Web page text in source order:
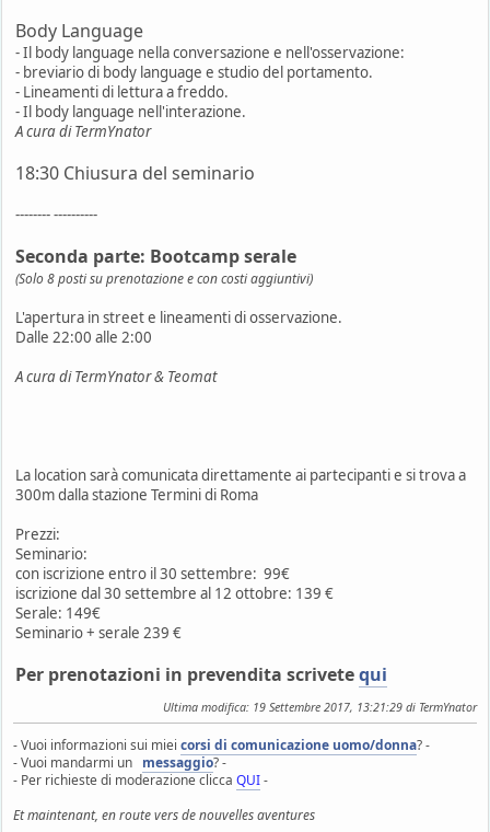
Body Language
- Il body language nella conversazione e nell'osservazione:
- breviario di body language e studio del portamento.
- Lineamenti di lettura a freddo.
- Il body language nell'interazione.
A cura di TermYnator
18:30 Chiusura del seminario
-------- ----------
Seconda parte: Bootcamp serale
(Solo 8 posti su prenotazione e con costi aggiuntivi)
L'apertura in street e lineamenti di osservazione.
Dalle 22:00 alle 2:00
A cura di TermYnator & Teomat
La location sarà comunicata direttamente ai partecipanti e si trova a
300m dalla stazione Termini di Roma
Prezzi:
Seminario:
con iscrizione entro il 30 settembre: 99€
iscrizione dal 30 settembre al 12 ottobre: 139 €
Serale: 149€
Seminario + serale 239 €
Per prenotazioni in prevendita scrivetequi
Ultima modifica: 19 Settembre 2017, 13:21:29 di TermYnator
- Vuoi informazioni sui miei corsi di comunicazione uomo/donna? -
- Vuoi mandarmi un messaggio? -
- Per richieste di moderazione clicca QUI-
Et maintenant, en route vers de nouvelles aventures